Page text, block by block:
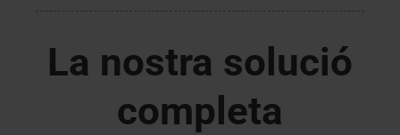
La nostra solució
completa